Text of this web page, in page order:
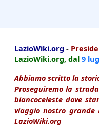
LazioWiki.org -
LazioWiki.org, dal 9
Abbiamo scritto la
Proseguiremo la
biancoceleste dove
viaggio nostro
LazioWiki.org